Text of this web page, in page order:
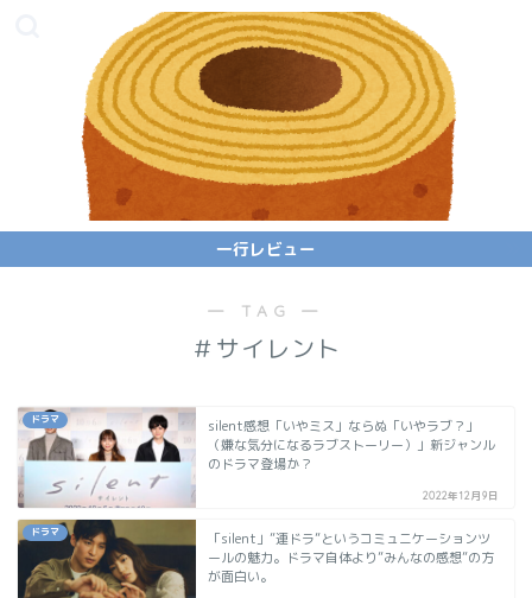
一行レビュー
― TAG ―
＃サイレント
ドラマ
silent感想「いやミス」ならぬ「いやラブ？」
（嫌な気分になるラブストーリー）」新ジャンル
のドラマ登場か？
2022年12月9日
ドラマ
「silent」”連ドラ”というコミュニケーションツ
ールの魅力。ドラマ自体より”みんなの感想”の方
が面白い。